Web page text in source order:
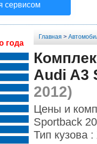
сервисом
года
Главная >
Audi A3
2012)
Цены и
Sportback
Тип кузова :